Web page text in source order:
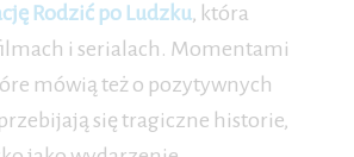
Rodzić po Ludzku, która
i serialach. Momentami
mówią też o pozytywnych
się tragiczne historie,